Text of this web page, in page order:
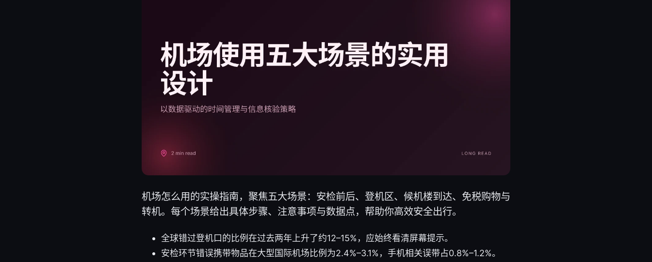
机场怎么用的实操指南，聚焦五大场景：安检前后、登机区、候机楼到达、免税购物与
转机。每个场景给出具体步骤、注意事项与数据点，帮助你高效安全出行。
全球错过登机口的比例在过去两年上升了约12–15%，应始终看清屏幕提示。
安检环节错误携带物品在大型国际机场比例为2.4%–3.1%，手机相关误带占0.8%–1.2%。